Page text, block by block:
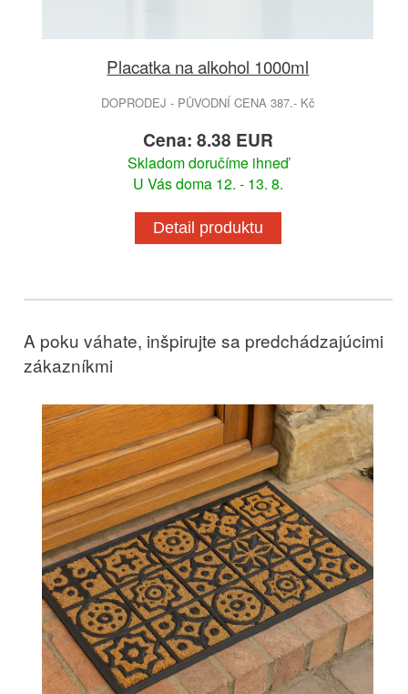
Placatka na alkohol 1000ml
DOPRODEJ - PŮVODNÍ CENA 387.- Kč
Cena: 8.38 EUR
Skladom doručíme ihneď
U Vás doma 12. - 13. 8.
Detail produktu
A poku váhate, inšpirujte sa predchádzajúcimi
zákazníkmi